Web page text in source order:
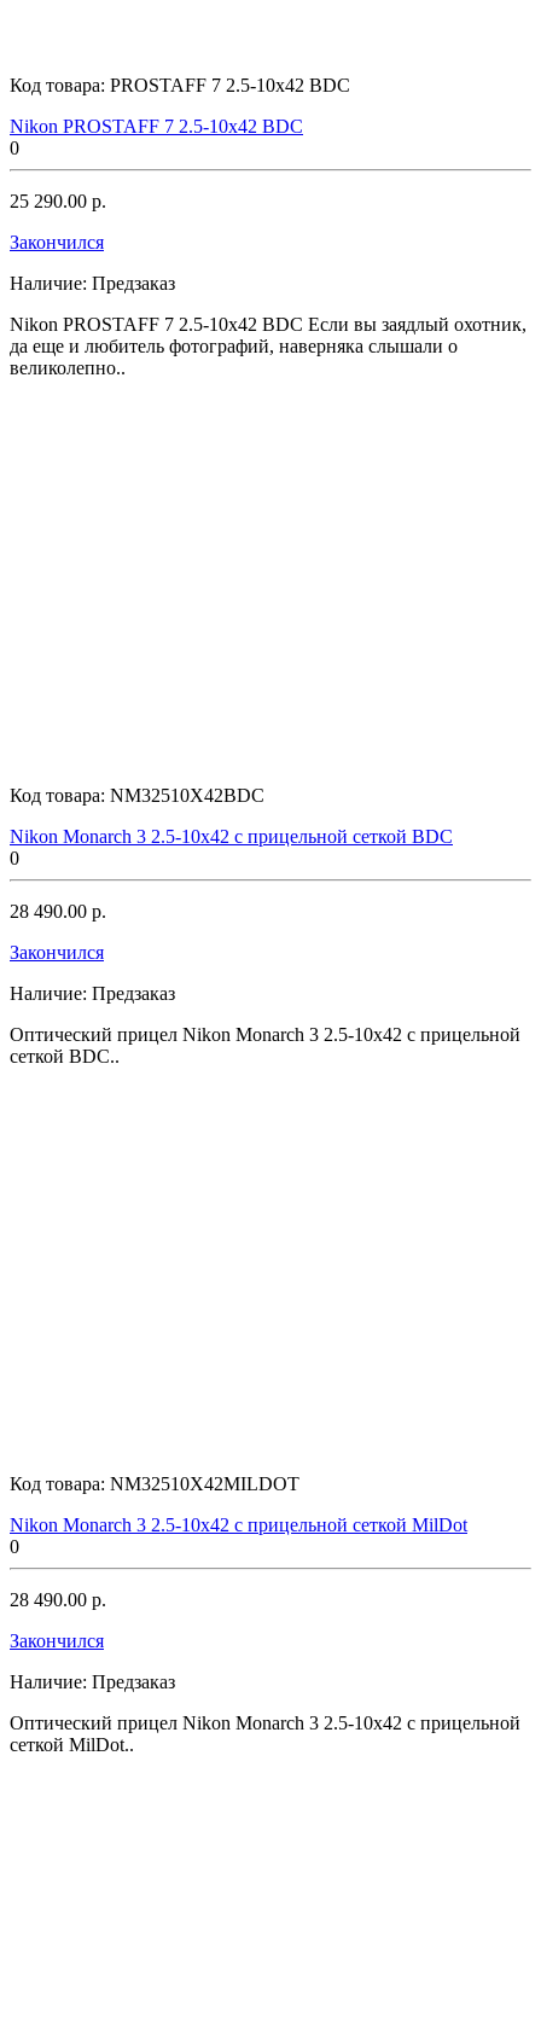
Код товара: PROSTAFF 7 2.5-10x42 BDC
Nikon PROSTAFF 7 2.5-10x42 BDC
0
25 290.00 р.
Закончился
Наличие: Предзаказ
Nikon PROSTAFF 7 2.5-10x42 BDC Если вы заядлый охотник,
да еще и любитель фотографий, наверняка слышали о
великолепно..
Код товара: NM32510X42BDC
Nikon Monarch 3 2.5-10x42 с прицельной сеткой BDC
0
28 490.00 р.
Закончился
Наличие: Предзаказ
Оптический прицел Nikon Monarch 3 2.5-10x42 с прицельной
сеткой BDC..
Код товара: NM32510X42MILDOT
Nikon Monarch 3 2.5-10x42 с прицельной сеткой MilDot
0
28 490.00 р.
Закончился
Наличие: Предзаказ
Оптический прицел Nikon Monarch 3 2.5-10x42 с прицельной
сеткой MilDot..